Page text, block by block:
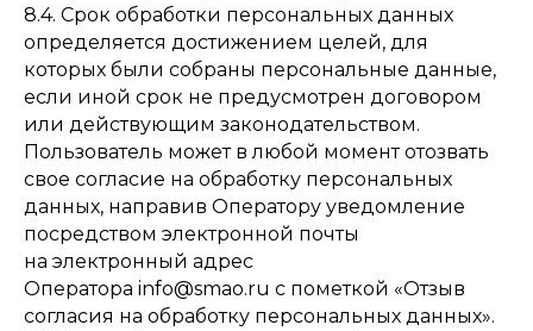
8.4. Срок обработки персональных данных
определяется достижением целей, для
которых были собраны персональные данные,
если иной срок не предусмотрен договором
или действующим законодательством.
Пользователь может в любой момент отозвать
свое согласие на обработку персональных
данных, направив Оператору уведомление
посредством электронной почты
на электронный адрес
Оператора info@smao.ru с пометкой «Отзыв
согласия на обработку персональных данных».